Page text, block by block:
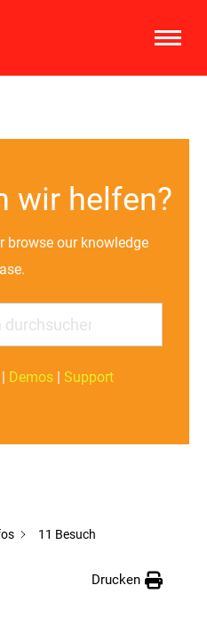
wir helfen?
browse our knowledge
| Demos | Support
11 Besuch
Drucken